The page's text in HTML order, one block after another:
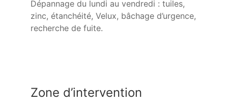
Dépannage du lundi au vendredi : tuiles,
zinc, étanchéité, Velux, bâchage d’urgence,
recherche de fuite.
Zone d’intervention